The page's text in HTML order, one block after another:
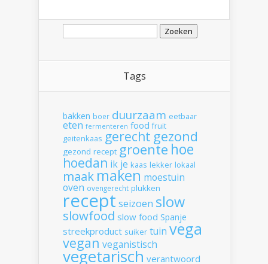
Zoeken
Tags
bakken boer duurzaam eetbaar
eten fermenteren food fruit
geitenkaas gerecht gezond
gezond recept groente hoe
hoedan ik je kaas lekker lokaal
maak maken moestuin
oven ovengerecht plukken
recept seizoen slow
slowfood slow food Spanje
streekproduct suiker tuin vega
vegan veganistisch
vegetarisch verantwoord